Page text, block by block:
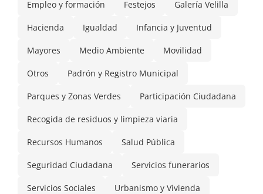
Empleo y formación Festejos Galería Velilla
Hacienda Igualdad Infancia y Juventud
Mayores Medio Ambiente Movilidad
Otros Padrón y Registro Municipal
Parques y Zonas Verdes Participación Ciudadana
Recogida de residuos y limpieza viaria
Recursos Humanos Salud Pública
Seguridad Ciudadana Servicios funerarios
Servicios Sociales Urbanismo y Vivienda